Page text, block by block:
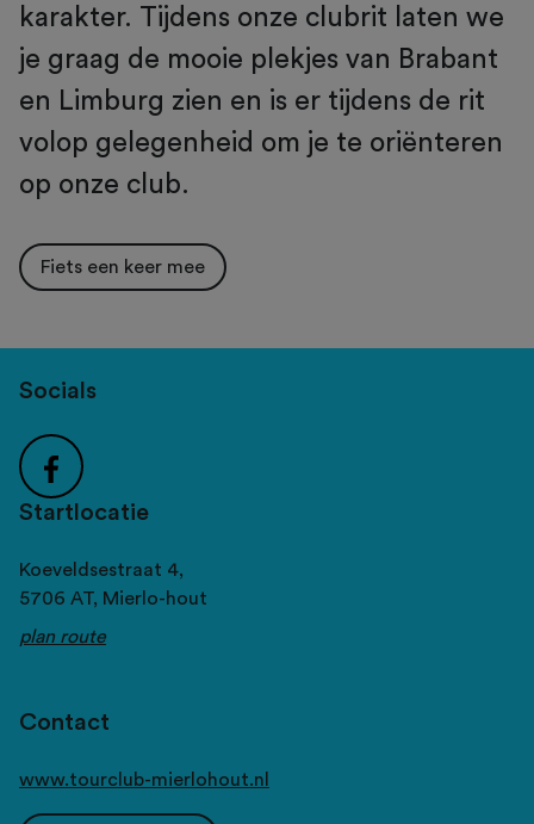
karakter. Tijdens onze clubrit laten we
je graag de mooie plekjes van Brabant
en Limburg zien en is er tijdens de rit
volop gelegenheid om je te oriënteren
op onze club.
Fiets een keer mee
Socials
Startlocatie
Koeveldsestraat 4,
5706 AT, Mierlo-hout
plan route
Contact
www.tourclub-mierlohout.nl